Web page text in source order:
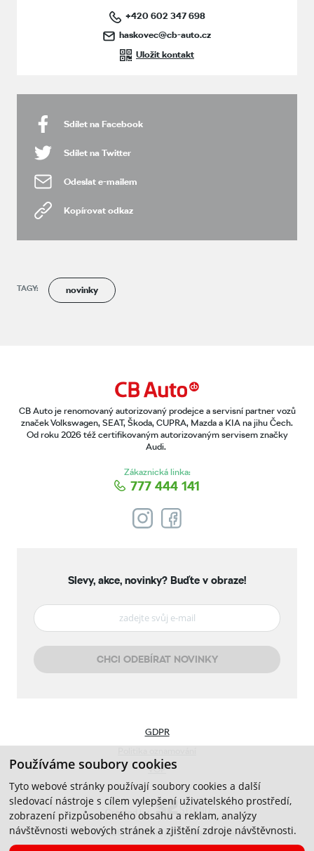
Používáme soubory cookies
Tyto webové stránky používají soubory cookies a další
sledovací nástroje s cílem vylepšení uživatelského prostředí,
zobrazení přizpůsobeného obsahu a reklam, analýzy
návštěvnosti webových stránek a zjištění zdroje návštěvnosti.
+420 602 347 698
haskovec@cb-auto.cz
Uložit kontakt
Sdílet na Facebook
Sdílet na Twitter
Odeslat e-mailem
Kopírovat odkaz
TAGY: novinky
CB Auto je renomovaný autorizovaný prodejce a servisní partner vozů
značek Volkswagen, SEAT, Škoda, CUPRA, Mazda a KIA na jihu Čech.
Od roku 2026 též certifikovaným autorizovaným servisem značky
Audi.
Zákaznická linka:
777 444 141
Slevy, akce, novinky? Buďte v obraze!
CHCI ODEBÍRAT NOVINKY
© 2019-2026, CB Auto, All Rights Reserved.
GDPR
VOP
Created by